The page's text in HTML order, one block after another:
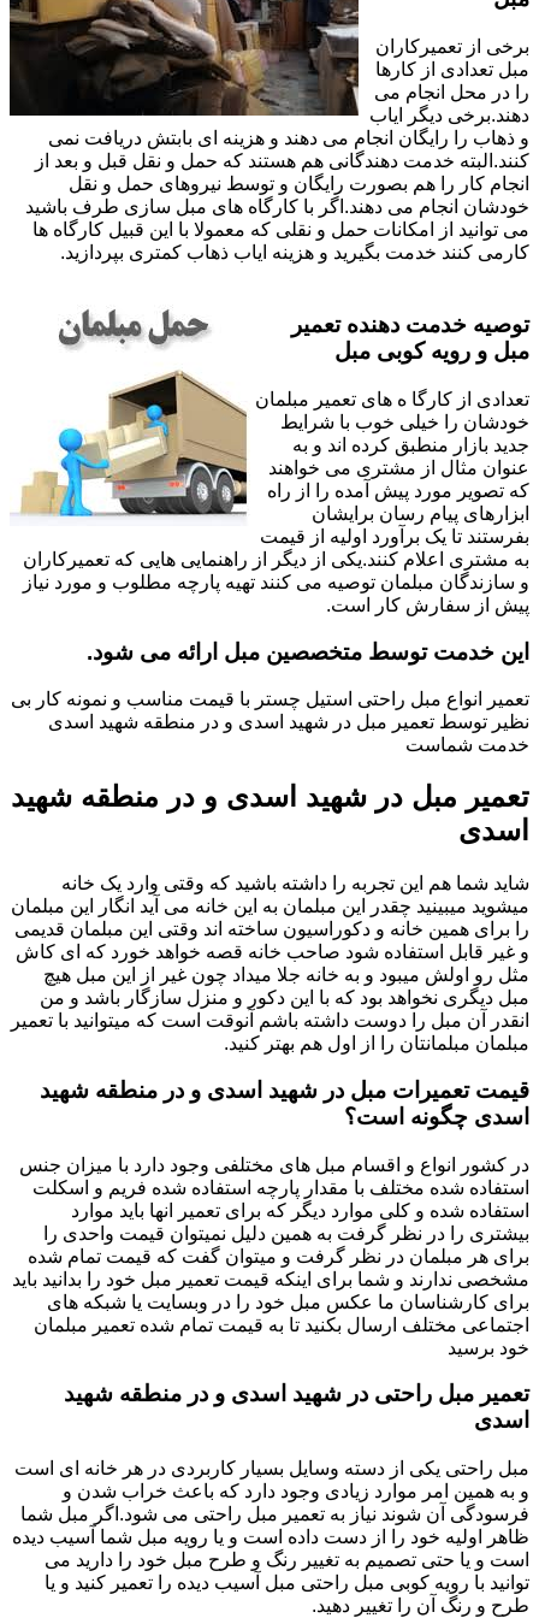
برخی از تعمیرکاران
مبل تعدادی از کارها
را در محل انجام می
دهند.برخی دیگر ایاب
و ذهاب را رایگان انجام می دهند و هزینه ای بابتش دریافت نمی
کنند.البته خدمت دهندگانی هم هستند که حمل و نقل قبل و بعد از
انجام کار را هم بصورت رایگان و توسط نیروهای حمل و نقل
خودشان انجام می دهند.اگر با کارگاه های مبل سازی طرف باشید
می توانید از امکانات حمل و نقلی که معمولا با این قبیل کارگاه ها
کارمی کنند خدمت بگیرید و هزینه ایاب ذهاب کمتری بپردازید.
توصیه خدمت دهنده تعمیر
مبل و رویه کوبی مبل
تعدادی از کارگا ه های تعمیر مبلمان
خودشان را خیلی خوب با شرایط
جدید بازار منطبق کرده اند و به
عنوان مثال از مشتری می خواهند
که تصویر مورد پیش آمده را از راه
ابزارهای پیام رسان برایشان
بفرستند تا یک برآورد اولیه از قیمت
به مشتری اعلام کنند.یکی از دیگر از راهنمایی هایی که تعمیرکاران
و سازندگان مبلمان توصیه می کنند تهیه پارچه مطلوب و مورد نیاز
پیش از سفارش کار است.
این خدمت توسط متخصصین مبل ارائه می شود.
تعمیر انواع مبل راحتی استیل چستر با قیمت مناسب و نمونه کار بی
نظیر توسط تعمیر مبل در شهید اسدی و در منطقه شهید اسدی
خدمت شماست
تعمیر مبل در شهید اسدی و در منطقه شهید
اسدی
شاید شما هم این تجربه را داشته باشید که وقتی وارد یک خانه
میشوید میبینید چقدر این مبلمان به این خانه می آید انگار این مبلمان
را برای همین خانه و دکوراسیون ساخته اند وقتی این مبلمان قدیمی
و غیر قابل استفاده شود صاحب خانه قصه خواهد خورد که ای کاش
مثل رو اولش میبود و به خانه جلا میداد چون غیر از این مبل هیچ
مبل دیگری نخواهد بود که با این دکور و منزل سازگار باشد و من
انقدر آن مبل را دوست داشته باشم آنوقت است که میتوانید با تعمیر
مبلمان مبلمانتان را از اول هم بهتر کنید.
قیمت تعمیرات مبل در شهید اسدی و در منطقه شهید
اسدی چگونه است؟
در کشور انواع و اقسام مبل های مختلفی وجود دارد با میزان جنس
استفاده شده مختلف با مقدار پارچه استفاده شده فریم و اسکلت
استفاده شده و کلی موارد دیگر که برای تعمیر انها باید موارد
بیشتری را در نظر گرفت به همین دلیل نمیتوان قیمت واحدی را
برای هر مبلمان در نظر گرفت و میتوان گفت که قیمت تمام شده
مشخصی ندارند و شما برای اینکه قیمت تعمیر مبل خود را بدانید باید
برای کارشناسان ما عکس مبل خود را در وبسایت یا شبکه های
اجتماعی مختلف ارسال بکنید تا به قیمت تمام شده تعمیر مبلمان
خود برسید
تعمیر مبل راحتی در شهید اسدی و در منطقه شهید
اسدی
مبل راحتی یکی از دسته وسایل بسیار کاربردی در هر خانه ای است
و به همین امر موارد زیادی وجود دارد که باعث خراب شدن و
فرسودگی آن شوند نیاز به تعمیر مبل راحتی می شود.اگر مبل شما
ظاهر اولیه خود را از دست داده است و یا رویه مبل شما آسیب دیده
است و یا حتی تصمیم به تغییر رنگ و طرح مبل خود را دارید می
توانید با رویه کوبی مبل راحتی مبل آسیب دیده را تعمیر کنید و یا
طرح و رنگ آن را تغییر دهید.